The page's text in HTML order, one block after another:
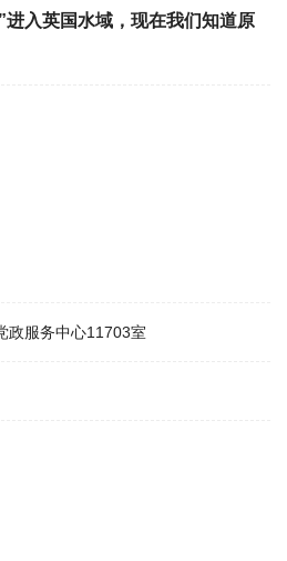
入英国水域，现在我们知道原
政服务中心11703室
？